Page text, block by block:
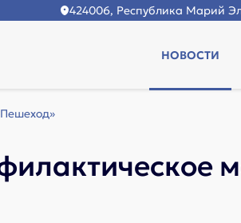
424006, Республика Марий
НОВОСТИ